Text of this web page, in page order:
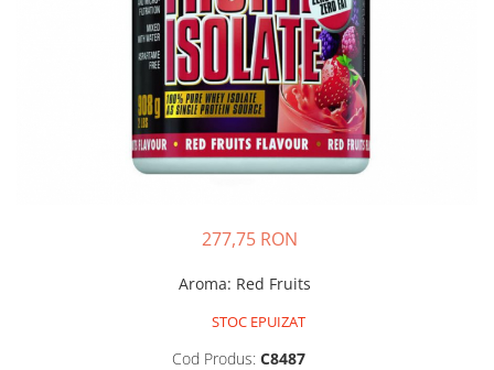
Vitamine bărbați / femei
Îngrijire personală
277,75 RON
Aroma: Red Fruits
STOC EPUIZAT
Cod Produs: C8487